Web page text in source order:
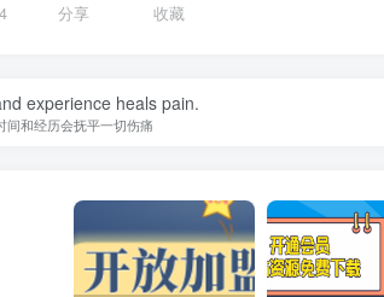
分享 收藏
experience heals pain.
间和经历会抚平一切伤痛